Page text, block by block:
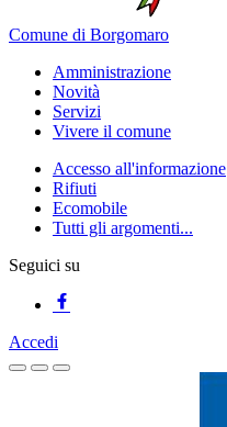
Comune di Borgomaro
Amministrazione
Novità
Servizi
Vivere il comune
Accesso all'informazione
Rifiuti
Ecomobile
Tutti gli argomenti...
Seguici su
Accedi
Homepage